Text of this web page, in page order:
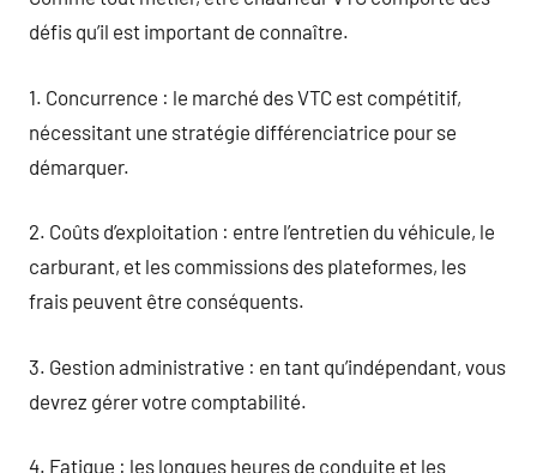
défis qu’il est important de connaître.
1. Concurrence : le marché des VTC est compétitif,
nécessitant une stratégie différenciatrice pour se
démarquer.
2. Coûts d’exploitation : entre l’entretien du véhicule, le
carburant, et les commissions des plateformes, les
frais peuvent être conséquents.
3. Gestion administrative : en tant qu’indépendant, vous
devrez gérer votre comptabilité.
4. Fatigue : les longues heures de conduite et les